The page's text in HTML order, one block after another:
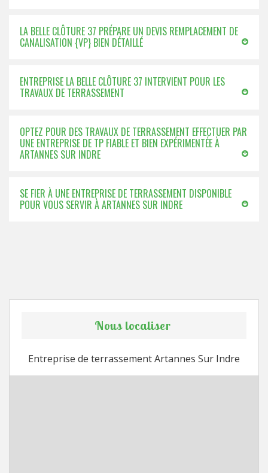
LA BELLE CLÔTURE 37 PRÉPARE UN DEVIS REMPLACEMENT DE
CANALISATION {VP} BIEN DÉTAILLÉ
ENTREPRISE LA BELLE CLÔTURE 37 INTERVIENT POUR LES
TRAVAUX DE TERRASSEMENT
OPTEZ POUR DES TRAVAUX DE TERRASSEMENT EFFECTUER PAR
UNE ENTREPRISE DE TP FIABLE ET BIEN EXPÉRIMENTÉE À
ARTANNES SUR INDRE
SE FIER À UNE ENTREPRISE DE TERRASSEMENT DISPONIBLE
POUR VOUS SERVIR À ARTANNES SUR INDRE
Nous localiser
Entreprise de terrassement Artannes Sur Indre